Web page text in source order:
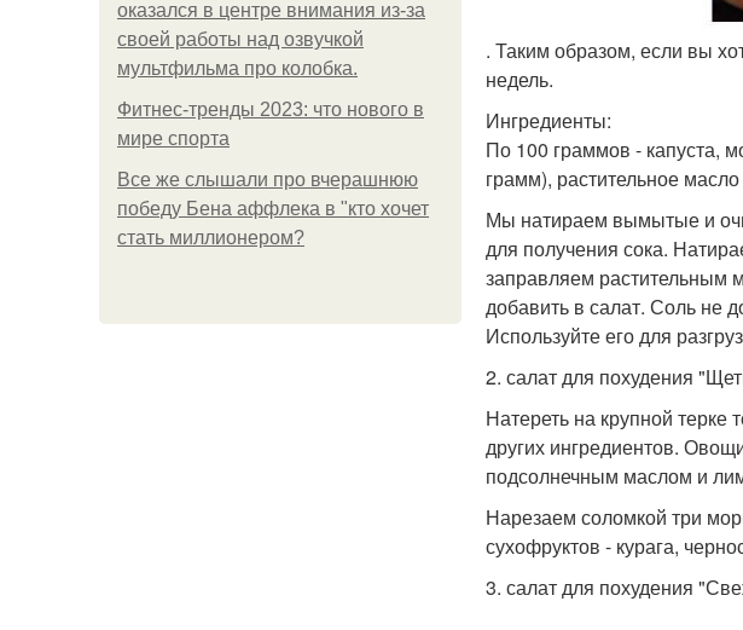
оказался в центре внимания из-за
своей работы над озвучкой
мультфильма про колобка.
Фитнес-тренды 2023: что нового в
мире спорта
Все же слышали про вчерашнюю
победу Бена аффлека в "кто хочет
стать миллионером?
. Таким образом, если вы
недель.
Ингредиенты:
По 100 граммов - капуста,
грамм), растительное
Мы натираем вымытые и
для получения сока.
заправляем растительным
добавить в салат. Соль не
Используйте его для
2. салат для похудения
Натереть на крупной
других ингредиентов.
подсолнечным маслом и
Нарезаем соломкой три
сухофруктов - курага,
3. салат для похудения